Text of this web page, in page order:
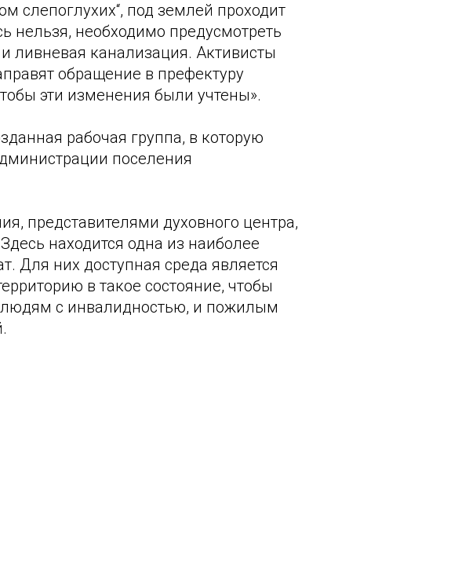
слепоглухих“, под землей проходит
нельзя, необходимо предусмотреть
ливневая канализация. Активисты
обращение в префектуру
эти изменения были учтены».
рабочая группа, в которую
поселения
представителями духовного центра,
находится одна из наиболее
Для них доступная среда является
в такое состояние, чтобы
с инвалидностью, и пожилым